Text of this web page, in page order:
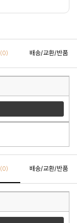
(0) 배송/교환/반품
(0) 배송/교환/반품